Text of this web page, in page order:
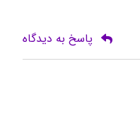
پاسخ به دیدگاه